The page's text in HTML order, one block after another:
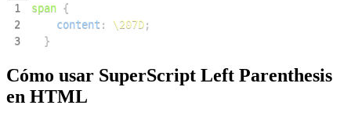
1 span {
2
content : \207D;
3
}
Cómo usar SuperScript Left Parenthesis
en HTML